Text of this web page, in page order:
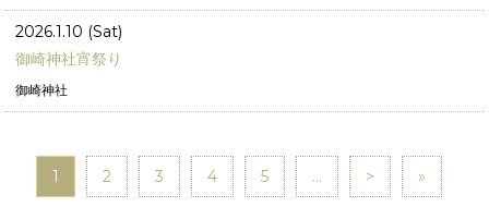
2026.1.10 (Sat)
御崎神社宵祭り
御崎神社
1 2 3 4 5 ... > »